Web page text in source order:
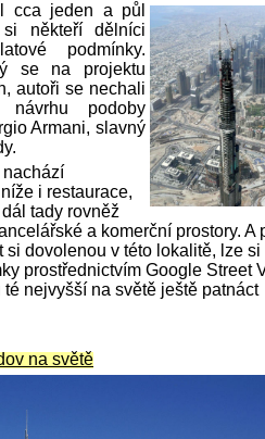
cca jeden a půl
někteří dělníci
podmínky.
se na projektu
autoři se nechali
návrhu podoby
Armani, slavný
nachází
i restaurace,
tady rovněž
a komerční prostory. A
dovolenou v této lokalitě, lze si
prostřednictvím Google Street
nejvyšší na světě ještě patnáct
na světě